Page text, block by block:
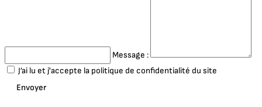
Message :
J’ai lu et j'accepte la politique de confidentialité du site
Envoyer